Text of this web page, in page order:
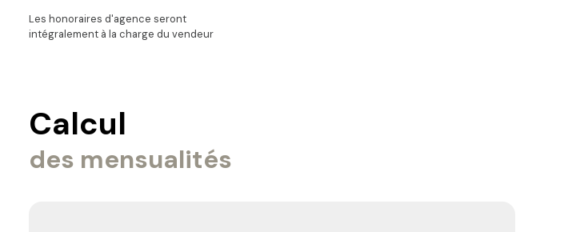
Les honoraires d'agence seront
intégralement à la charge du vendeur
Calcul
des mensualités